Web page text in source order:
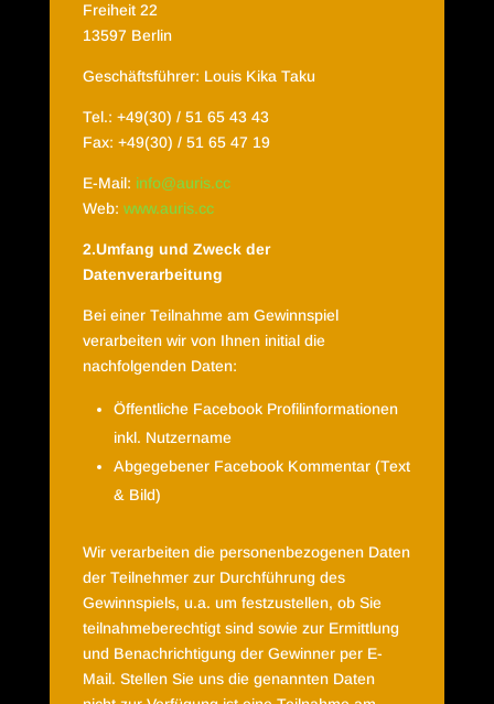
Freiheit 22
13597 Berlin
Geschäftsführer: Louis Kika Taku
Tel.: +49(30) / 51 65 43 43
Fax: +49(30) / 51 65 47 19
E-Mail: info@auris.cc
Web: www.auris.cc
2.Umfang und Zweck der
Datenverarbeitung
Bei einer Teilnahme am Gewinnspiel
verarbeiten wir von Ihnen initial die
nachfolgenden Daten:
Öffentliche Facebook Profilinformationen
inkl. Nutzername
Abgegebener Facebook Kommentar (Text
& Bild)
Wir verarbeiten die personenbezogenen Daten
der Teilnehmer zur Durchführung des
Gewinnspiels, u.a. um festzustellen, ob Sie
teilnahmeberechtigt sind sowie zur Ermittlung
und Benachrichtigung der Gewinner per E-
Mail. Stellen Sie uns die genannten Daten